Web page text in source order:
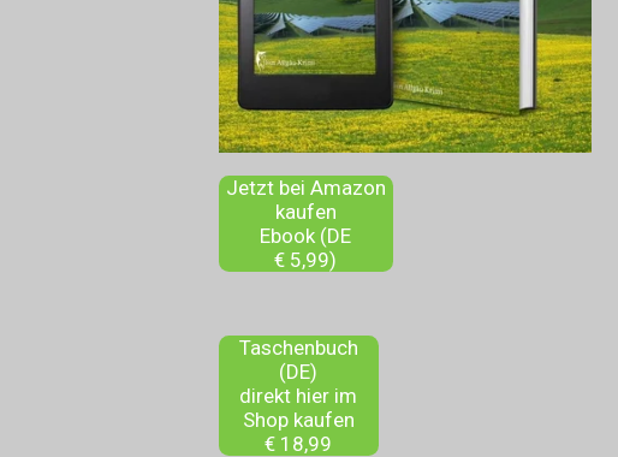
Jetzt bei Amazon
kaufen
Ebook (DE
€ 5,99)
Taschenbuch
(DE)
direkt hier im
Shop kaufen
€ 18,99